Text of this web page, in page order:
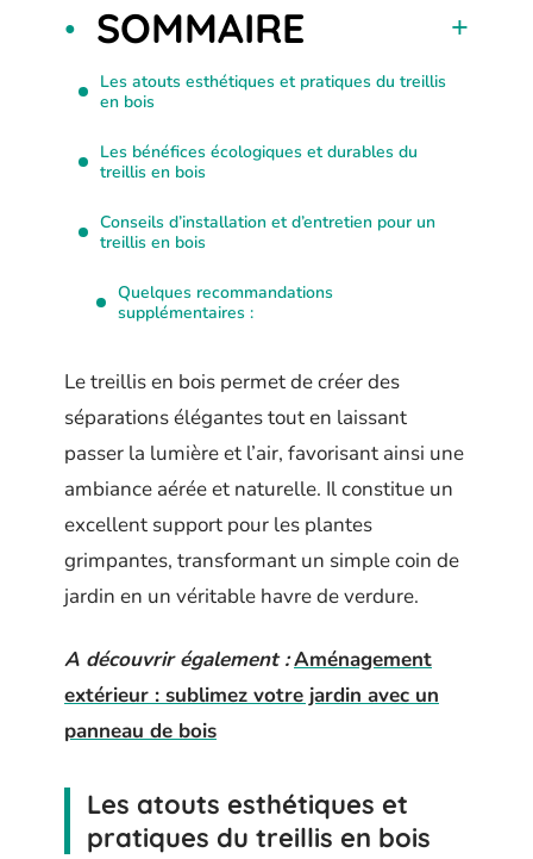
SOMMAIRE
Les atouts esthétiques et pratiques du treillis
en bois
Les bénéfices écologiques et durables du
treillis en bois
Conseils d’installation et d’entretien pour un
treillis en bois
Quelques recommandations
supplémentaires :
Le treillis en bois permet de créer des
séparations élégantes tout en laissant
passer la lumière et l’air, favorisant ainsi une
ambiance aérée et naturelle. Il constitue un
excellent support pour les plantes
grimpantes, transformant un simple coin de
jardin en un véritable havre de verdure.
A découvrir également :Aménagement
extérieur : sublimez votre jardin avec un
panneau de bois
Les atouts esthétiques et
pratiques du treillis en bois